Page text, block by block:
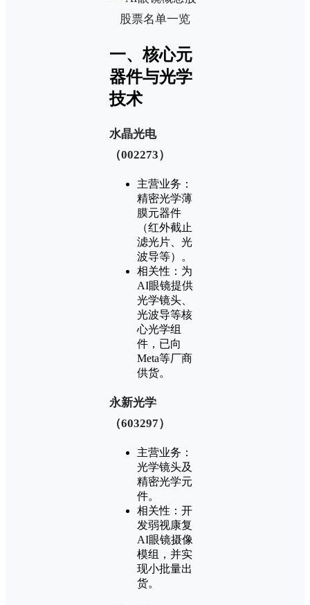
‌一、核心元
器件与光学
技术‌
‌水晶光电
（002273）‌
‌主营业务‌：
精密光学薄
膜元器件
（红外截止
滤光片、光
波导等）‌。
‌相关性‌：为
AI眼镜提供
光学镜头、
光波导等核
心光学组
件，已向
Meta等厂商
供货‌。
‌永新光学
（603297）‌
‌主营业务‌：
光学镜头及
精密光学元
件‌。
‌相关性‌：开
发弱视康复
AI眼镜摄像
模组，并实
现小批量出
货‌。